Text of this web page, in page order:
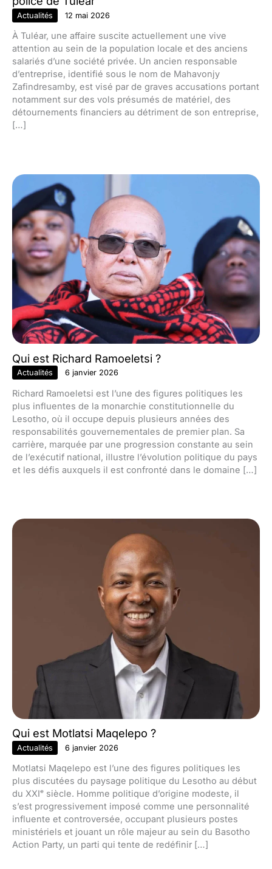
Actualités 12 mai 2026
À Tuléar, une affaire suscite actuellement une vive
attention au sein de la population locale et des anciens
salariés d’une société privée. Un ancien responsable
d’entreprise, identifié sous le nom de Mahavonjy
Zafindresamby, est visé par de graves accusations portant
notamment sur des vols présumés de matériel, des
détournements financiers au détriment de son entreprise,
[…]
Qui est Richard Ramoeletsi ?
Actualités 6 janvier 2026
Richard Ramoeletsi est l’une des figures politiques les
plus influentes de la monarchie constitutionnelle du
Lesotho, où il occupe depuis plusieurs années des
responsabilités gouvernementales de premier plan. Sa
carrière, marquée par une progression constante au sein
de l’exécutif national, illustre l’évolution politique du pays
et les défis auxquels il est confronté dans le domaine […]
Qui est Motlatsi Maqelepo ?
Actualités 6 janvier 2026
Motlatsi Maqelepo est l’une des figures politiques les
plus discutées du paysage politique du Lesotho au début
du XXIᵉ siècle. Homme politique d’origine modeste, il
s’est progressivement imposé comme une personnalité
influente et controversée, occupant plusieurs postes
ministériels et jouant un rôle majeur au sein du Basotho
Action Party, un parti qui tente de redéfinir […]